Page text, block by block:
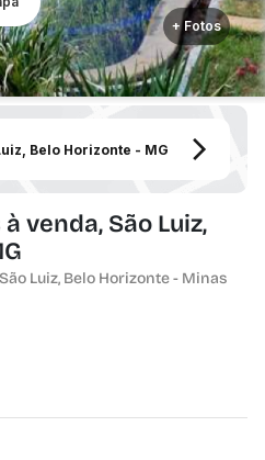
+ Fotos
Belo Horizonte - MG
venda, São Luiz,
Luiz, Belo Horizonte - Minas